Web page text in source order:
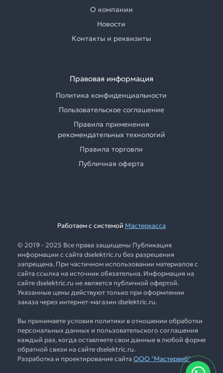
О компании
Новости
Контакты и реквизиты
Правовая информация
Политика конфиденциальности
Пользовательское соглашение
Правила применения
рекомендательных технологий
Правила торговли
Публичная оферта
Работаем с системой Мастеркасса
© 2019 - 2025 Все права защищены Публикация
информации с сайта dselektric.ru без разрешения
запрещена. При частичном использовании материалов с
сайта ссылка на источник обязательна. Информация на
сайте dselektric.ru не является публичной офертой.
Указанные цены действуют только при оформлении
заказа через интернет-магазин dselektric.ru.
Вы принимаете условия политики в отношении обработки
персональных данных и пользовательского соглашения
каждый раз, когда оставляете свои данные в любой форме
обратной связи на сайте dselektric.ru.
Разработка и проектирование сайта ООО "Мастервеб"